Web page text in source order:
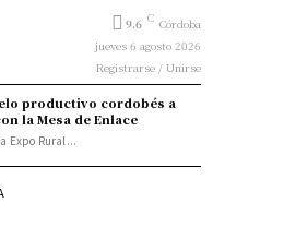
9.6 C Córdoba
jueves 6 agosto 2026
Registrarse / Unirse
productivo cordobés a
la Mesa de Enlace
Expo Rural...